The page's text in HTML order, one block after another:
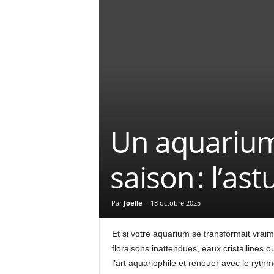
Un
saison :
Par Joelle - 18 octobre 2025
Et si votre aquarium se transformait
floraisons inattendues, eaux cristallines
l’art aquariophile et renouer avec le